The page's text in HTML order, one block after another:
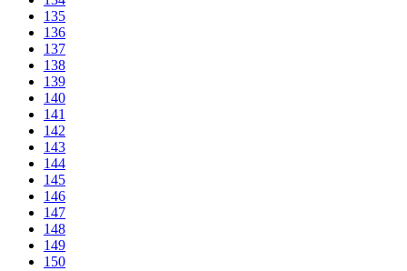
135
136
137
138
139
140
141
142
143
144
145
146
147
148
149
150